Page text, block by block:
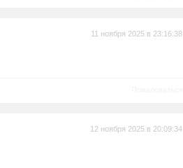
11 ноября 2025 в 23:16:38
12 ноября 2025 в 20:09:34